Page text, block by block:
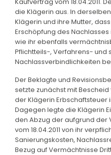
die Klägerin aus. In
Klägerin und ihre Mutter,
Erschöpfung des
wie ihr ebenfalls
Pflichtteils-, Verfahrens- und
Nachlassverbindlichkeiten
Der Beklagte und
setzte zunächst mit
der Klägerin Erbschaftsteuer
Dagegen legte die Klägerin
den Abzug der aufgrund der
vom 18.04.2011 von ihr
Sanierungskosten,
Bezug auf Vermächtnisse